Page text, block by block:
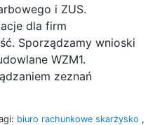
i ZUS.
dla firm
Sporządzamy wnioski
WZM1.
zeznań
biuro rachunkowe skarżysko ,